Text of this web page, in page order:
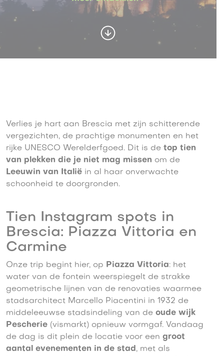
Verlies je hart aan Brescia met zijn schitterende
vergezichten, de prachtige monumenten en het
rijke UNESCO Werelderfgoed. Dit is de top tien
van plekken die je niet mag missen om de
Leeuwin van Italië in al haar onverwachte
schoonheid te doorgronden.
Tien Instagram spots in
Brescia: Piazza Vittoria en
Carmine
Onze trip begint hier, op Piazza Vittoria: het
water van de fontein weerspiegelt de strakke
geometrische lijnen van de renovaties waarmee
stadsarchitect Marcello Piacentini in 1932 de
middeleeuwse stadsindeling van de oude wijk
Pescherie (vismarkt) opnieuw vormgaf. Vandaag
de dag is dit plein de locatie voor een groot
aantal evenementen in de stad, met als